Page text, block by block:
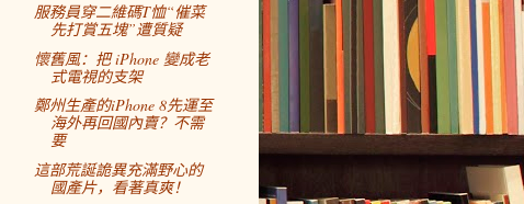
服務員穿二維碼T恤“催菜
先打賞五塊”遭質疑
懷舊風：把 iPhone 變成老
式電視的支架
鄭州生產的iPhone 8先運至
海外再回國內賣？不需
要
這部荒誕詭異充滿野心的
國產片，看著真爽！